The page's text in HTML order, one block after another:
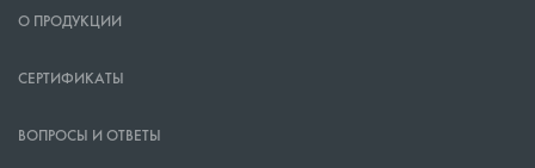
О ПРОДУКЦИИ
СЕРТИФИКАТЫ
ВОПРОСЫ И ОТВЕТЫ